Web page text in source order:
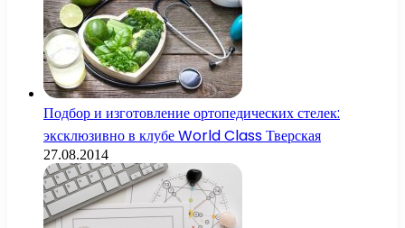
Подбор и изготовление ортопедических стелек:
эксклюзивно в клубе World Class Тверская
27.08.2014